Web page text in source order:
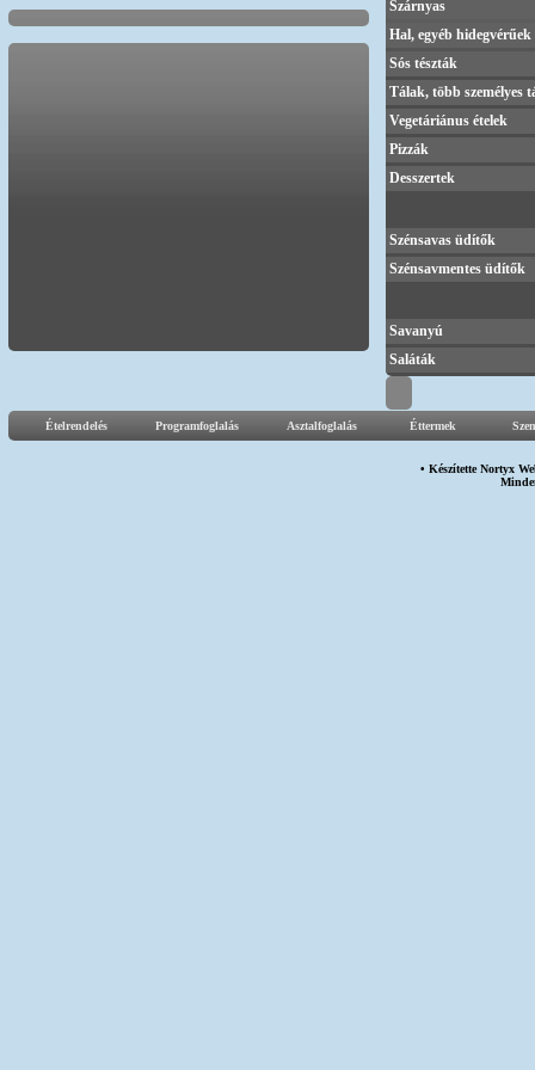
Szárnyas
Hal, egyéb hidegvérűek
Sós tészták
Tálak, több személyes
Vegetáriánus ételek
Pizzák
Desszertek
Szénsavas üdítők
Szénsavmentes üdítők
Savanyú
Saláták
Ételrendelés Programfoglalás Asztalfoglalás Éttermek
• KészítetteNortyx